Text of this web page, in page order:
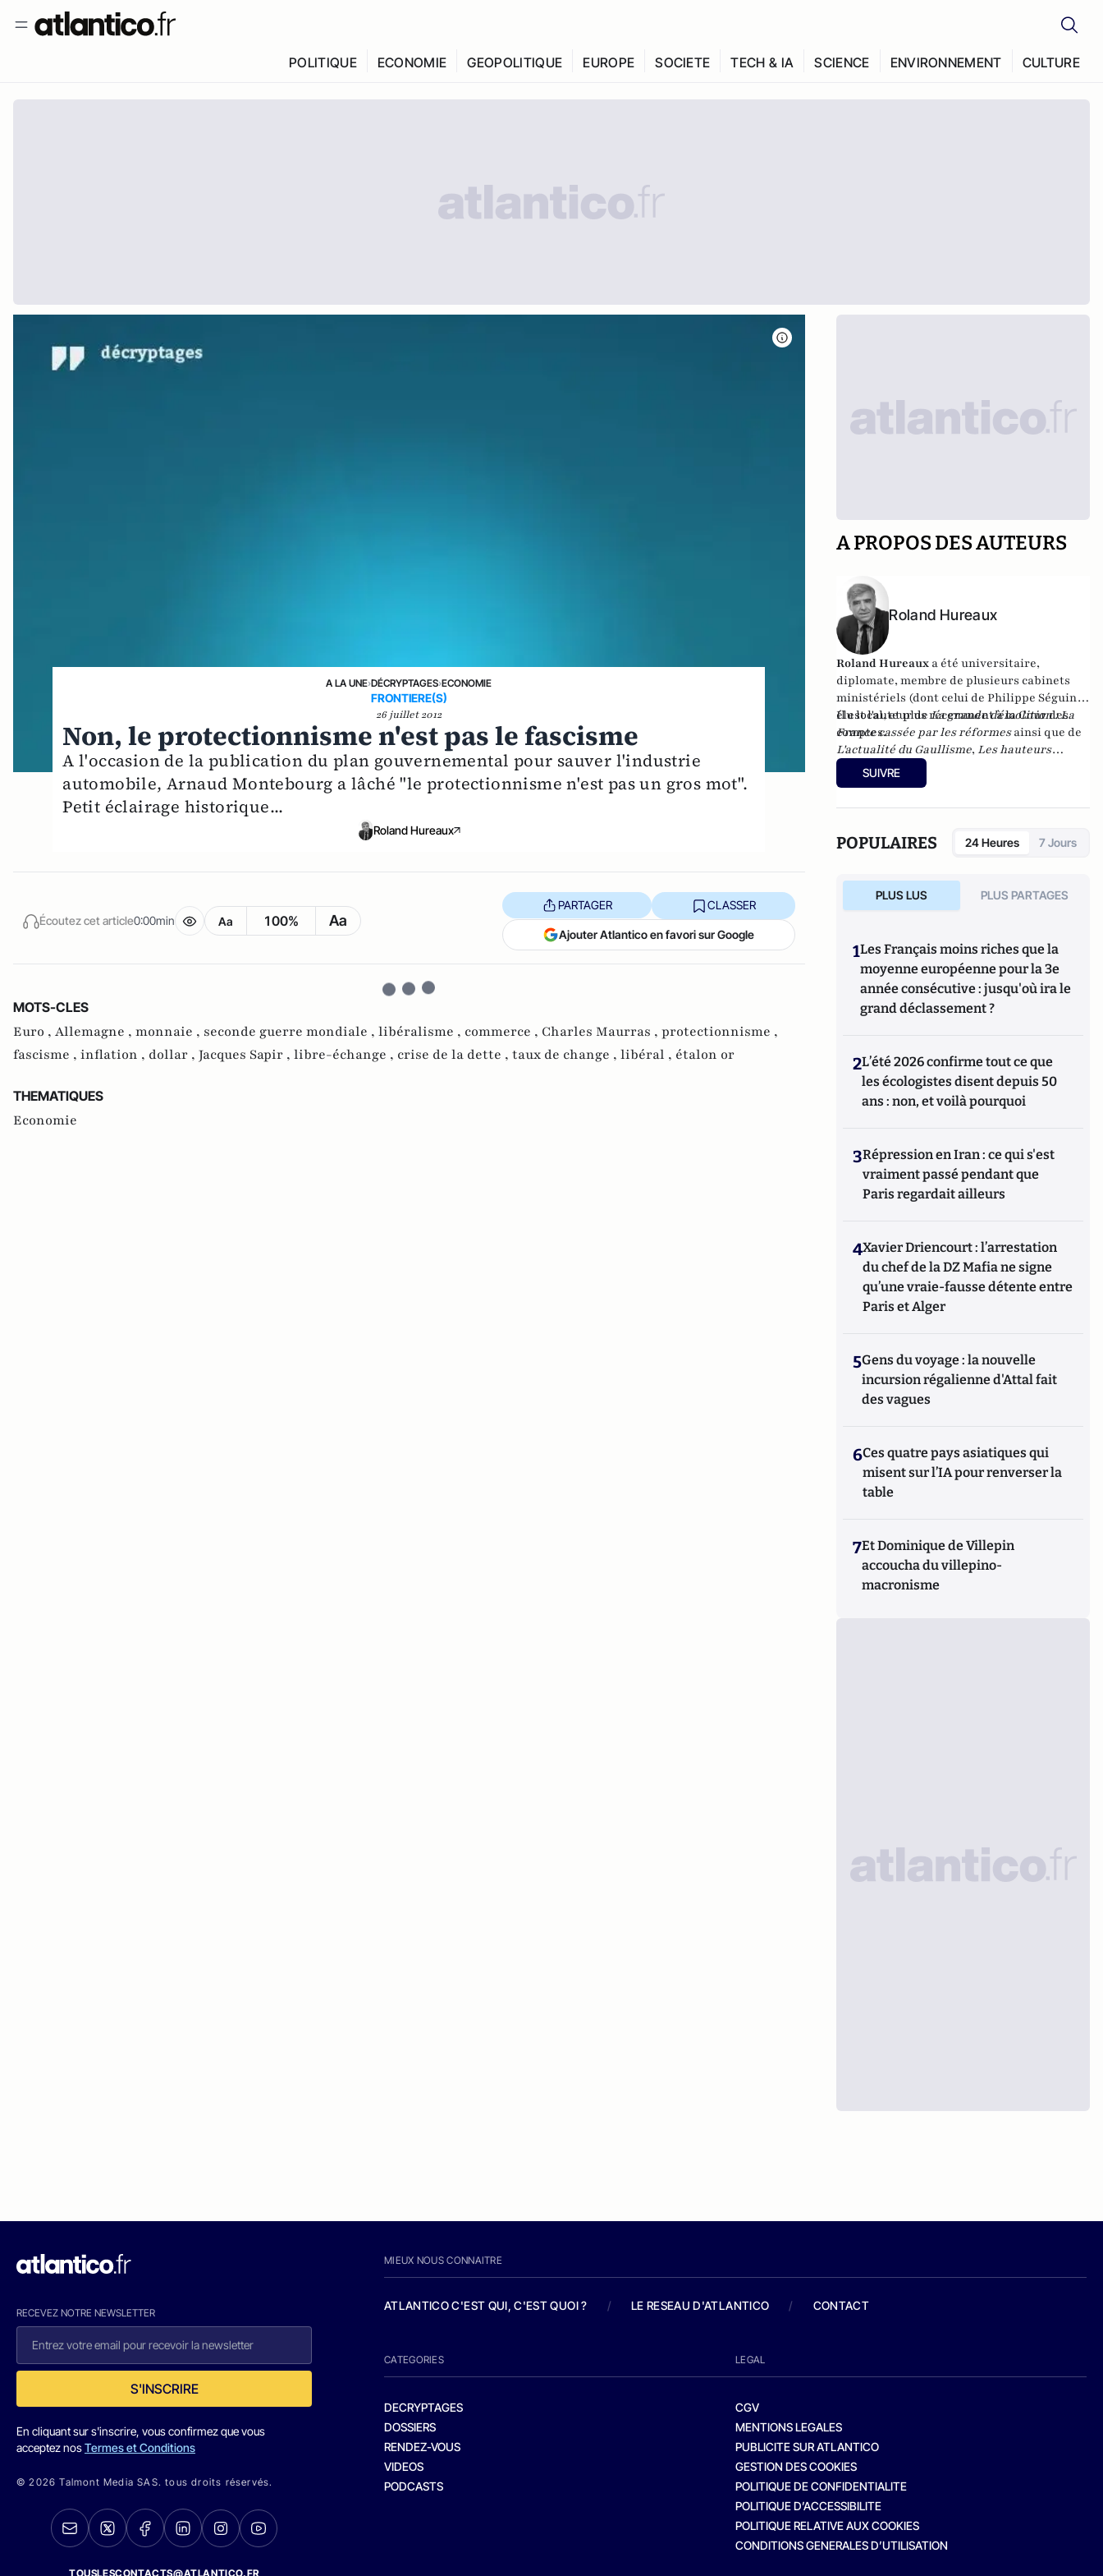
POLITIQUE ECONOMIE GEOPOLITIQUE EUROPE SOCIETE TECH & IA SCIENCE ENVIRONNEMENT CULTURE
A LA UNE›DÉCRYPTAGES›ECONOMIE
FRONTIERE(S)
26 juillet 2012
Non, le protectionnisme n'est pas le fascisme
A l'occasion de la publication du plan gouvernemental pour sauver l'industrie
automobile, Arnaud Montebourg a lâché "le protectionnisme n'est pas un gros mot".
Petit éclairage historique...
Roland Hureaux
Écoutez cet article0:00min Aa 100% Aa
PARTAGER CLASSER
Ajouter Atlantico en favori sur Google
MOTS-CLES
Euro , Allemagne , monnaie , seconde guerre mondiale , libéralisme , commerce , Charles Maurras , protectionnisme ,
fascisme , inflation , dollar , Jacques Sapir , libre-échange , crise de la dette , taux de change , libéral , étalon or
THEMATIQUES
Economie
A PROPOS DES AUTEURS
Roland Hureaux
Roland Hureaux a été universitaire,
diplomate, membre de plusieurs cabinets
ministériels (dont celui de Philippe Séguin),
élu local, et plus récemment à la Cour des
comptes.
Il est l'auteur deLa grande démolition : La
France cassée par les réformesainsi que de
L'actualité du Gaullisme, Les hauteurs
béantes de l'Europe
Gnose et gnostiques des origines à nos jours
SUIVRE
POPULAIRES 24 Heures 7 Jours
PLUS LUS PLUS PARTAGES
1Les Français moins riches que la
moyenne européenne pour la 3e
année consécutive : jusqu'où ira le
grand déclassement ?
2L’été 2026 confirme tout ce que
les écologistes disent depuis 50
ans : non, et voilà pourquoi
3Répression en Iran : ce qui s'est
vraiment passé pendant que
Paris regardait ailleurs
4Xavier Driencourt : l’arrestation
du chef de la DZ Mafia ne signe
qu’une vraie-fausse détente entre
Paris et Alger
5Gens du voyage : la nouvelle
incursion régalienne d'Attal fait
des vagues
6Ces quatre pays asiatiques qui
misent sur l’IA pour renverser la
table
7Et Dominique de Villepin
accoucha du villepino-
macronisme
RECEVEZ NOTRE NEWSLETTER
S'INSCRIRE
En cliquant sur s'inscrire, vous confirmez que vous
acceptez nosTermes et Conditions
© 2026 Talmont Media SAS. tous droits réservés.
TOUSLESCONTACTS@ATLANTICO.FR
MIEUX NOUS CONNAITRE
ATLANTICO C'EST QUI, C'EST QUOI ? / LE RESEAU D'ATLANTICO / CONTACT
CATEGORIES
DECRYPTAGES
DOSSIERS
RENDEZ-VOUS
VIDEOS
PODCASTS
LEGAL
CGV
MENTIONS LEGALES
PUBLICITE SUR ATLANTICO
GESTION DES COOKIES
POLITIQUE DE CONFIDENTIALITE
POLITIQUE D’ACCESSIBILITE
POLITIQUE RELATIVE AUX COOKIES
CONDITIONS GENERALES D’UTILISATION